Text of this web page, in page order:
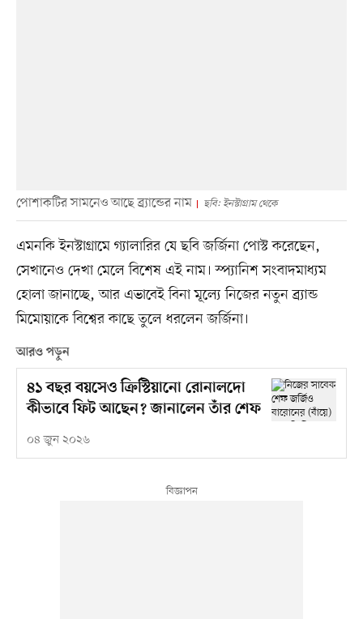
পোশাকটির সামনেও আছে ব্র্যান্ডের নাম ছবি: ইনস্টাগ্রাম থেকে
এমনকি ইনস্টাগ্রামে গ্যালারির যে ছবি জর্জিনা পোস্ট করেছেন,
সেখানেও দেখা মেলে বিশেষ এই নাম। স্প্যানিশ সংবাদমাধ্যম
হোলা জানাচ্ছে, আর এভাবেই বিনা মূল্যে নিজের নতুন ব্র্যান্ড
মিমোয়াকে বিশ্বের কাছে তুলে ধরলেন জর্জিনা।
আরও পড়ুন
৪১ বছর বয়সেও ক্রিস্টিয়ানো রোনালদো
কীভাবে ফিট আছেন? জানালেন তাঁর শেফ
০৪ জুন ২০২৬